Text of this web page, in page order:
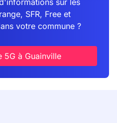
sur les
SFR, Free et
votre commune ?
5G à Guainville